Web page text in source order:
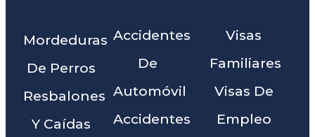
Mordeduras
De Perros
Resbalones
Y Caídas
Accidentes
De
Automóvil
Accidentes
Visas
Familiares
Visas De
Empleo